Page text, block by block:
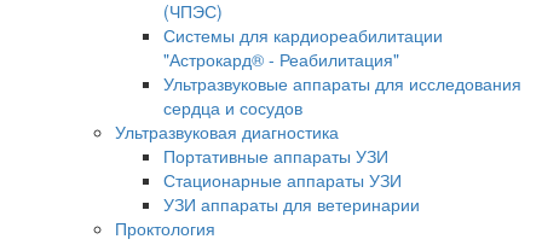
(ЧПЭС)
Системы для кардиореабилитации
"Астрокард® - Реабилитация"
Ультразвуковые аппараты для исследования
сердца и сосудов
Ультразвуковая диагностика
Портативные аппараты УЗИ
Стационарные аппараты УЗИ
УЗИ аппараты для ветеринарии
Проктология